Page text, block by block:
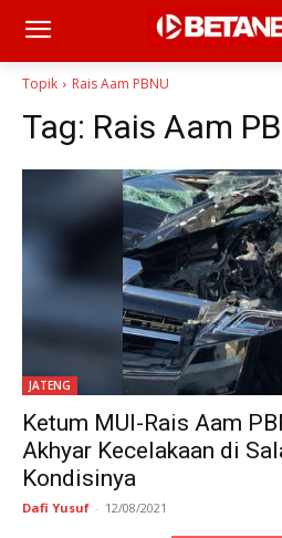
Topik Rais Aam PBNU
Tag: Rais Aam
JATENG
Ketum MUI-Rais Aam
Akhyar Kecelakaan di
Kondisinya
Dafi Yusuf - 12/08/2021